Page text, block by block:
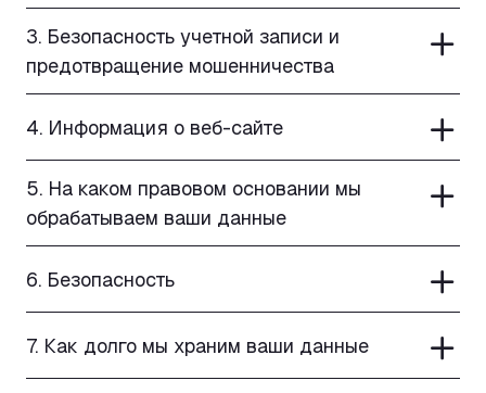
3. Безопасность учетной записи и
предотвращение мошенничества
4. Информация о веб-сайте
5. На каком правовом основании мы
обрабатываем ваши данные
6. Безопасность
7. Как долго мы храним ваши данные